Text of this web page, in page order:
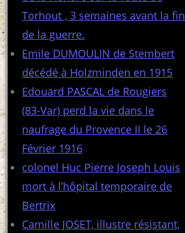
Torhout , 3 semaines avant la fin
de la guerre.
Emile DUMOULIN de Stembert
décédé à Holzminden en 1915
Edouard PASCAL de Rougiers
(83-Var) perd la vie dans le
naufrage du Provence II le 26
Février 1916
colonel Huc Pierre Joseph Louis
mort à l’hôpital temporaire de
Bertrix
Camille JOSET, illustre résistant,